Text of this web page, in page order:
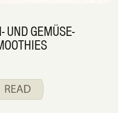
UND GEMÜSE-